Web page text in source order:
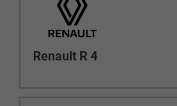
Renault R 4